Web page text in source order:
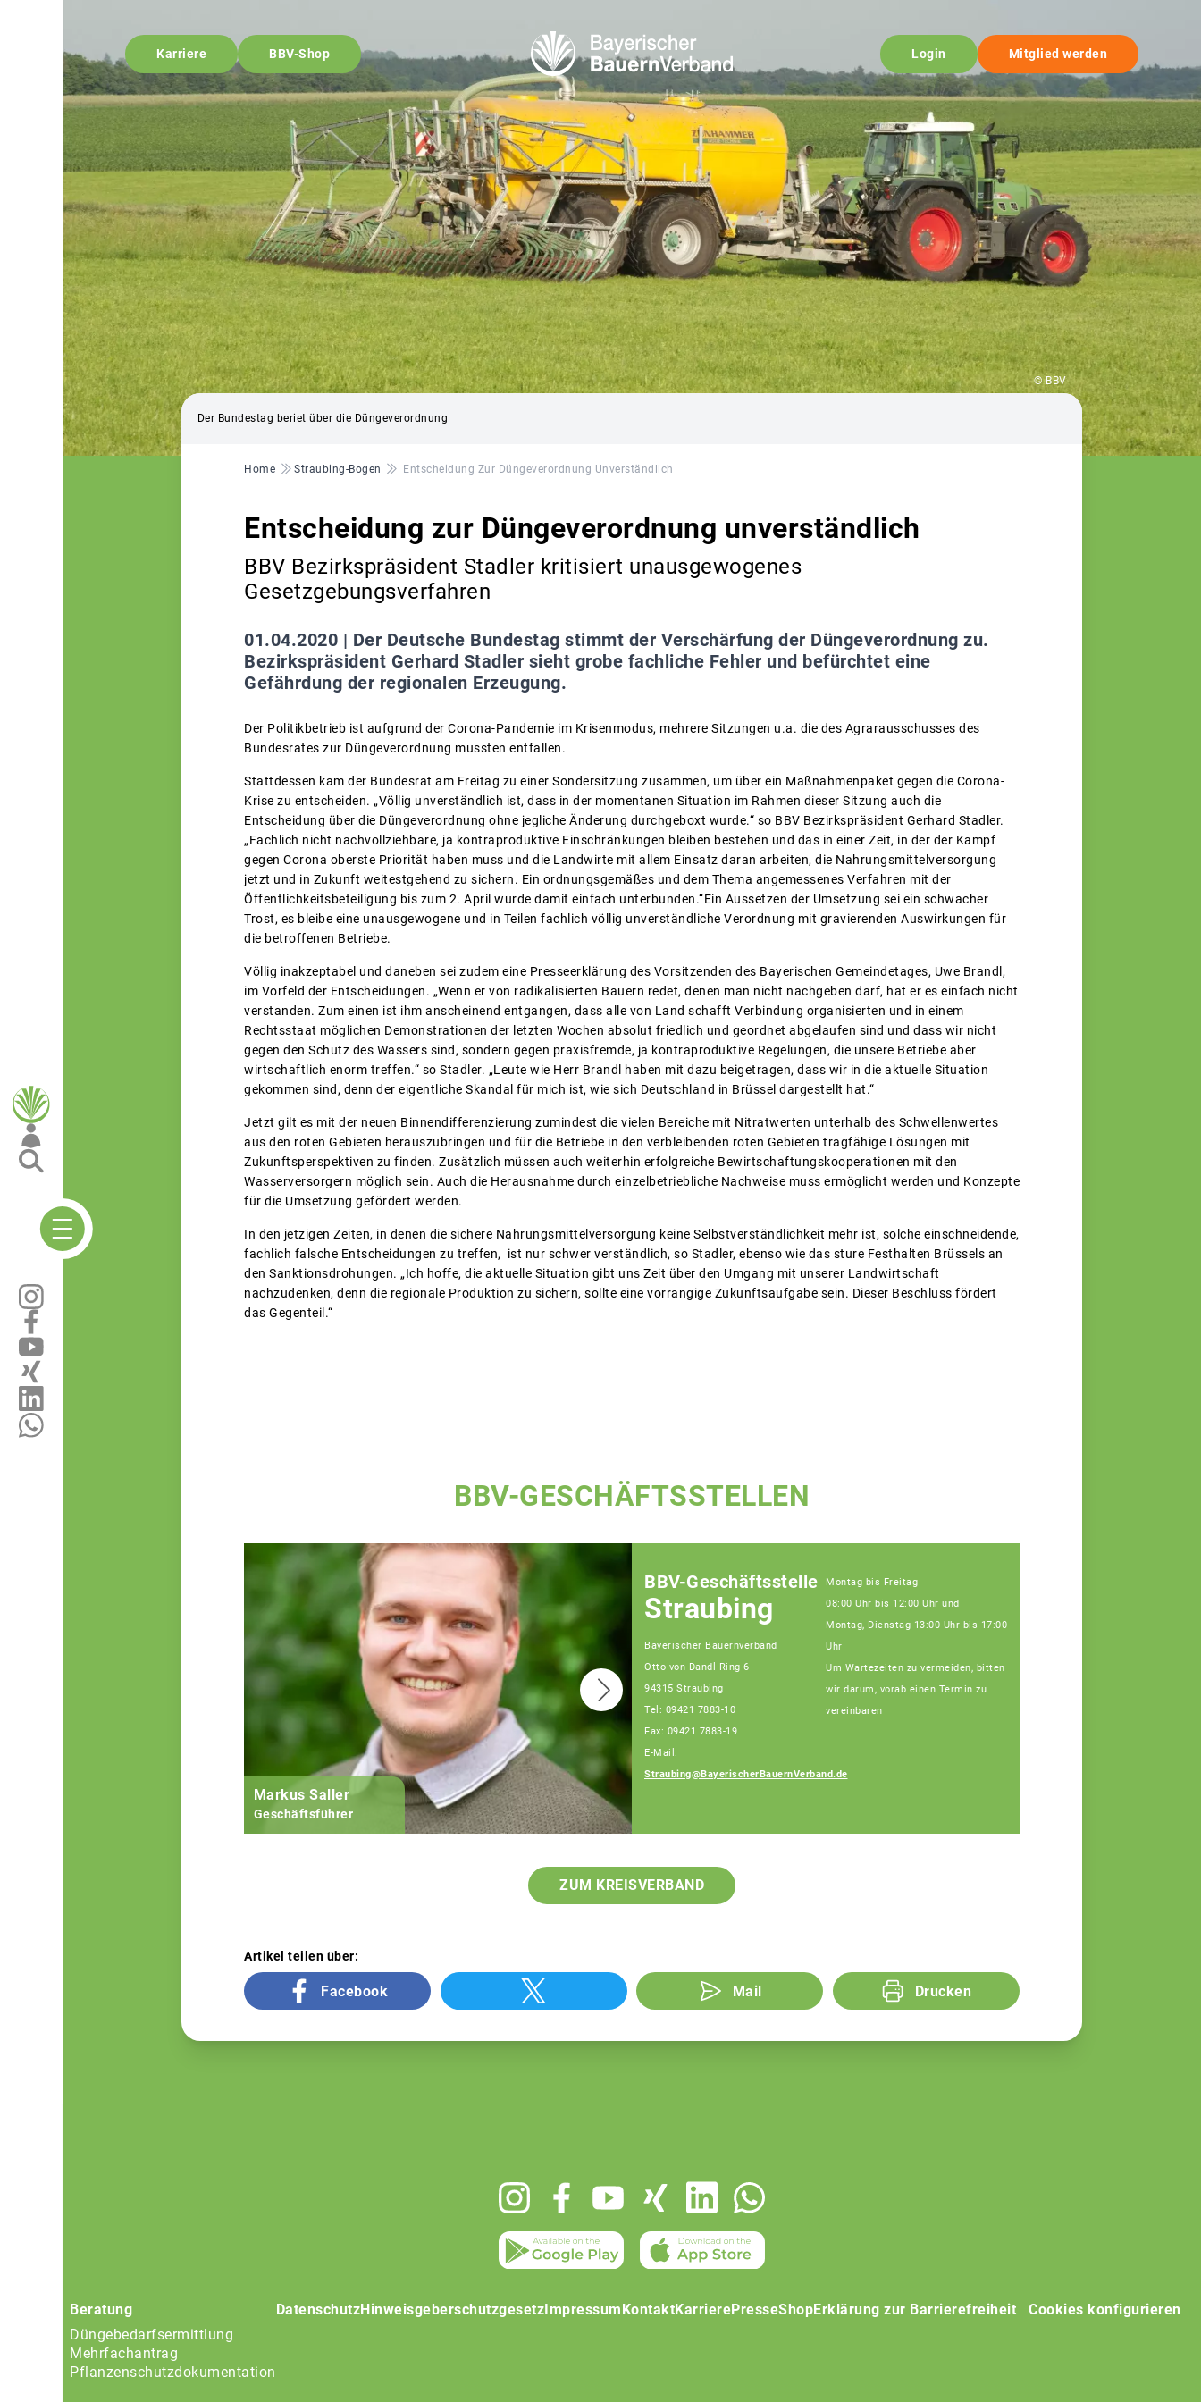
Karriere BBV-Shop Login Mitglied werden
© BBV
Der Bundestag beriet über die Düngeverordnung
Pfadnavigation
Home Straubing-Bogen Entscheidung Zur Düngeverordnung Unverständlich
Entscheidung zur Düngeverordnung unverständlich
BBV Bezirkspräsident Stadler kritisiert unausgewogenes
Gesetzgebungsverfahren
01.04.2020 | Der Deutsche Bundestag stimmt der Verschärfung der Düngeverordnung zu.
Bezirkspräsident Gerhard Stadler sieht grobe fachliche Fehler und befürchtet eine
Gefährdung der regionalen Erzeugung.
Der Politikbetrieb ist aufgrund der Corona-Pandemie im Krisenmodus, mehrere Sitzungen u.a. die des Agrarausschusses des
Bundesrates zur Düngeverordnung mussten entfallen.
Stattdessen kam der Bundesrat am Freitag zu einer Sondersitzung zusammen, um über ein Maßnahmenpaket gegen die Corona-
Krise zu entscheiden. „Völlig unverständlich ist, dass in der momentanen Situation im Rahmen dieser Sitzung auch die
Entscheidung über die Düngeverordnung ohne jegliche Änderung durchgeboxt wurde.“ so BBV Bezirkspräsident Gerhard Stadler.
„Fachlich nicht nachvollziehbare, ja kontraproduktive Einschränkungen bleiben bestehen und das in einer Zeit, in der der Kampf
gegen Corona oberste Priorität haben muss und die Landwirte mit allem Einsatz daran arbeiten, die Nahrungsmittelversorgung
jetzt und in Zukunft weitestgehend zu sichern. Ein ordnungsgemäßes und dem Thema angemessenes Verfahren mit der
Öffentlichkeitsbeteiligung bis zum 2. April wurde damit einfach unterbunden.“Ein Aussetzen der Umsetzung sei ein schwacher
Trost, es bleibe eine unausgewogene und in Teilen fachlich völlig unverständliche Verordnung mit gravierenden Auswirkungen für
die betroffenen Betriebe.
Völlig inakzeptabel und daneben sei zudem eine Presseerklärung des Vorsitzenden des Bayerischen Gemeindetages, Uwe Brandl,
im Vorfeld der Entscheidungen. „Wenn er von radikalisierten Bauern redet, denen man nicht nachgeben darf, hat er es einfach nicht
verstanden. Zum einen ist ihm anscheinend entgangen, dass alle von Land schafft Verbindung organisierten und in einem
Rechtsstaat möglichen Demonstrationen der letzten Wochen absolut friedlich und geordnet abgelaufen sind und dass wir nicht
gegen den Schutz des Wassers sind, sondern gegen praxisfremde, ja kontraproduktive Regelungen, die unsere Betriebe aber
wirtschaftlich enorm treffen.“ so Stadler. „Leute wie Herr Brandl haben mit dazu beigetragen, dass wir in die aktuelle Situation
gekommen sind, denn der eigentliche Skandal für mich ist, wie sich Deutschland in Brüssel dargestellt hat.“
Jetzt gilt es mit der neuen Binnendifferenzierung zumindest die vielen Bereiche mit Nitratwerten unterhalb des Schwellenwertes
aus den roten Gebieten herauszubringen und für die Betriebe in den verbleibenden roten Gebieten tragfähige Lösungen mit
Zukunftsperspektiven zu finden. Zusätzlich müssen auch weiterhin erfolgreiche Bewirtschaftungskooperationen mit den
Wasserversorgern möglich sein. Auch die Herausnahme durch einzelbetriebliche Nachweise muss ermöglicht werden und Konzepte
für die Umsetzung gefördert werden.
In den jetzigen Zeiten, in denen die sichere Nahrungsmittelversorgung keine Selbstverständlichkeit mehr ist, solche einschneidende,
fachlich falsche Entscheidungen zu treffen, ist nur schwer verständlich, so Stadler, ebenso wie das sture Festhalten Brüssels an
den Sanktionsdrohungen. „Ich hoffe, die aktuelle Situation gibt uns Zeit über den Umgang mit unserer Landwirtschaft
nachzudenken, denn die regionale Produktion zu sichern, sollte eine vorrangige Zukunftsaufgabe sein. Dieser Beschluss fördert
das Gegenteil.“
BBV-GESCHÄFTSSTELLEN
Markus Saller
Geschäftsführer
BBV-Geschäftsstelle
Straubing
Bayerischer Bauernverband
Otto-von-Dandl-Ring 6
94315 Straubing
Tel: 09421 7883-10
Fax: 09421 7883-19
E-Mail:
Straubing@BayerischerBauernVerband.de
Montag bis Freitag
08:00 Uhr bis 12:00 Uhr und
Montag, Dienstag 13:00 Uhr bis 17:00
Uhr
Um Wartezeiten zu vermeiden, bitten
wir darum, vorab einen Termin zu
vereinbaren
ZUM KREISVERBAND
Artikel teilen über:
Facebook Mail Drucken
Beratung
Düngebedarfsermittlung
Mehrfachantrag
Pflanzenschutzdokumentation
DatenschutzHinweisgeberschutzgesetz Impressum KontaktKarrierePresseShopErklärung zur Barrierefreiheit Cookies konfigurieren